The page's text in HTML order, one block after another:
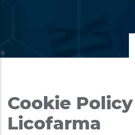
Cookie
Licofarma